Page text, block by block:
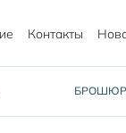
Контакты